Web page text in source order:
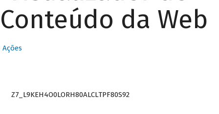
Conteúdo da Web
Ações
Z7_L9KEH4O0LORH80ALCLTPF80S92